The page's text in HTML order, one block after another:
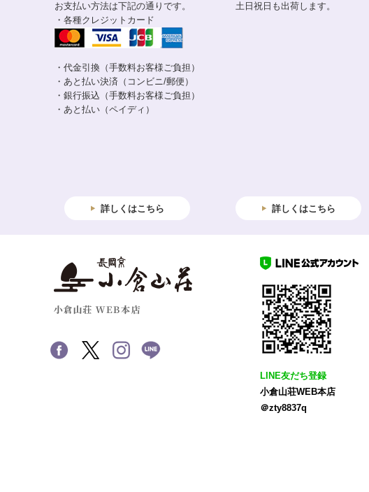
お支払い方法は下記の通りです。
・各種クレジットカード
・代金引換（手数料お客様ご負担）
・あと払い決済（コンビニ/郵便）
・銀行振込（手数料お客様ご負担）
・あと払い（ペイディ）
詳しくはこちら
土日祝日も出荷します。
詳しくはこちら
LINE友だち登録
小倉山荘WEB本店
＠zty8837q